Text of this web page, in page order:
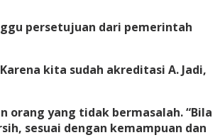
persetujuan dari pemerintah
kita sudah akreditasi A. Jadi,
yang tidak bermasalah. “Bila
sesuai dengan kemampuan dan